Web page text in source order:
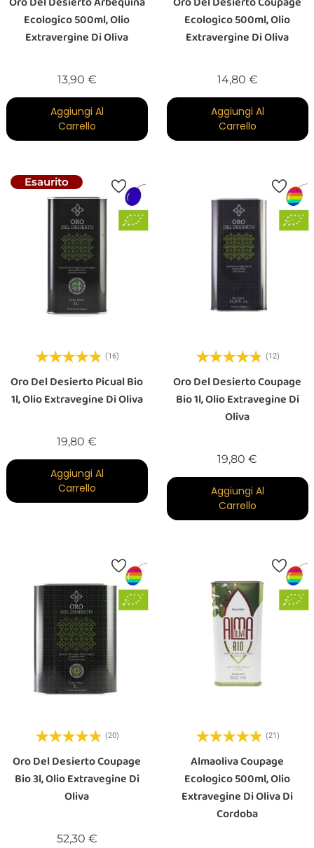
Ecologico 500ml, Olio
Extravergine Di Oliva
13,90 €Prezzo
Aggiungi Al
Carrello
Ecologico 500ml, Olio
Extravergine Di Oliva
14,80 €Prezzo
Aggiungi Al
Carrello
Esaurito
(16)
Oro Del Desierto Picual Bio
1l, Olio Extravegine Di Oliva
19,80 €
Aggiungi Al
Carrello
(12)
Oro Del Desierto Coupage
Bio 1l, Olio Extravegine Di
Oliva
19,80 €
Aggiungi Al
Carrello
(20)
Oro Del Desierto Coupage
Bio 3l, Olio Extravegine Di
Oliva
52,30 €Prezzo
(21)
Almaoliva Coupage
Ecologico 500ml, Olio
Extravegine Di Oliva Di
Cordoba